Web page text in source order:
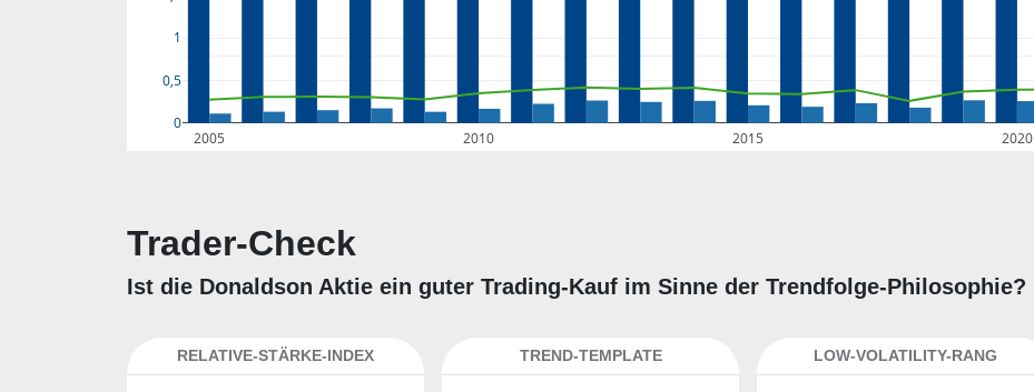
2005 2010 2015 2020
0
0,5
1
Trader-Check
Ist die Donaldson Aktie ein guter Trading-Kauf im Sinne der Trendfolge-Philosophie?
RELATIVE-STÄRKE-INDEX TREND-TEMPLATE LOW-VOLATILITY-RANG